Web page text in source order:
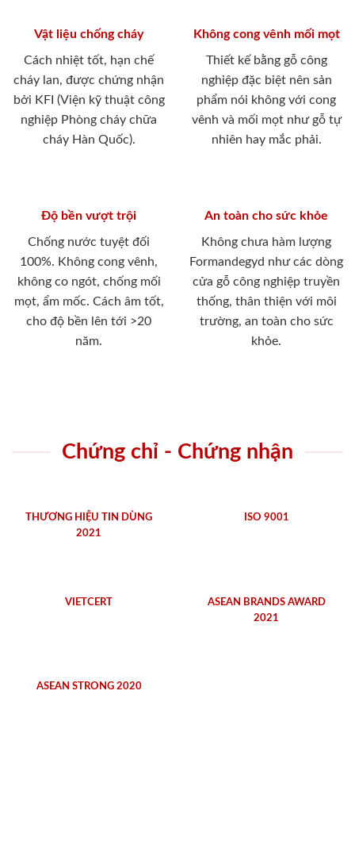
Vật liệu chống cháy
Cách nhiệt tốt, hạn chế
cháy lan, được chứng nhận
bởi KFI (Viện kỹ thuật công
nghiệp Phòng cháy chữa
cháy Hàn Quốc).
Không cong vênh mối mọt
Thiết kế bằng gỗ công
nghiệp đặc biệt nên sản
phẩm nói không với cong
vênh và mối mọt như gỗ tự
nhiên hay mắc phải.
Độ bền vượt trội
Chống nước tuyệt đối
100%. Không cong vênh,
không co ngót, chống mối
mọt, ẩm mốc. Cách âm tốt,
cho độ bền lên tới >20
năm.
An toàn cho sức khỏe
Không chưa hàm lượng
Formandegyd như các dòng
cửa gỗ công nghiệp truyền
thống, thân thiện với môi
trường, an toàn cho sức
khỏe.
Chứng chỉ - Chứng nhận
THƯƠNG HIỆU TIN DÙNG
2021
ISO 9001
VIETCERT
ASEAN BRANDS AWARD
2021
ASEAN STRONG 2020